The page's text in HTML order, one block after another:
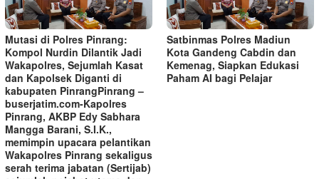
Mutasi di Polres Pinrang:
Kompol Nurdin Dilantik Jadi
Wakapolres, Sejumlah Kasat
dan Kapolsek Diganti di
kabupaten Pinrang‎‎Pinrang –
buserjatim.com-Kapolres
Pinrang, AKBP Edy Sabhara
Mangga Barani, S.I.K.,
memimpin upacara pelantikan
Wakapolres Pinrang sekaligus
serah terima jabatan (Sertijab)
Satbinmas Polres Madiun
Kota Gandeng Cabdin dan
Kemenag, Siapkan Edukasi
Paham AI bagi Pelajar